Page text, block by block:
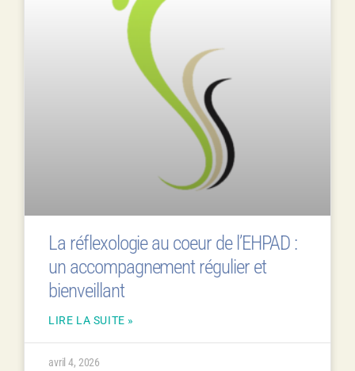
La réflexologie au coeur de l’EHPAD :
un accompagnement régulier et
bienveillant
LIRE LA SUITE »
avril 4, 2026